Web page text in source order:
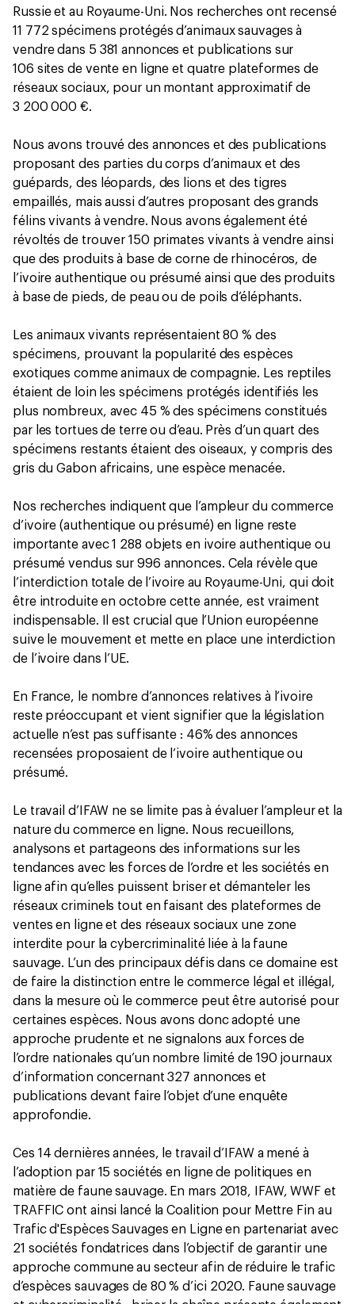
Russie et au Royaume-Uni. Nos recherches ont recensé
11 772 spécimens protégés d’animaux sauvages à
vendre dans 5 381 annonces et publications sur
106 sites de vente en ligne et quatre plateformes de
réseaux sociaux, pour un montant approximatif de
3 200 000 €.
Nous avons trouvé des annonces et des publications
proposant des parties du corps d’animaux et des
guépards, des léopards, des lions et des tigres
empaillés, mais aussi d’autres proposant des grands
félins vivants à vendre. Nous avons également été
révoltés de trouver 150 primates vivants à vendre ainsi
que des produits à base de corne de rhinocéros, de
l’ivoire authentique ou présumé ainsi que des produits
à base de pieds, de peau ou de poils d’éléphants.
Les animaux vivants représentaient 80 % des
spécimens, prouvant la popularité des espèces
exotiques comme animaux de compagnie. Les reptiles
étaient de loin les spécimens protégés identifiés les
plus nombreux, avec 45 % des spécimens constitués
par les tortues de terre ou d’eau. Près d’un quart des
spécimens restants étaient des oiseaux, y compris des
gris du Gabon africains, une espèce menacée.
Nos recherches indiquent que l’ampleur du commerce
d’ivoire (authentique ou présumé) en ligne reste
importante avec 1 288 objets en ivoire authentique ou
présumé vendus sur 996 annonces. Cela révèle que
l’interdiction totale de l’ivoire au Royaume-Uni, qui doit
être introduite en octobre cette année, est vraiment
indispensable. Il est crucial que l’Union européenne
suive le mouvement et mette en place une interdiction
de l’ivoire dans l’UE.
En France, le nombre d’annonces relatives à l’ivoire
reste préoccupant et vient signifier que la législation
actuelle n’est pas suffisante : 46% des annonces
recensées proposaient de l‘ivoire authentique ou
présumé.
Le travail d’IFAW ne se limite pas à évaluer l’ampleur et la
nature du commerce en ligne. Nous recueillons,
analysons et partageons des informations sur les
tendances avec les forces de l’ordre et les sociétés en
ligne afin qu’elles puissent briser et démanteler les
réseaux criminels tout en faisant des plateformes de
ventes en ligne et des réseaux sociaux une zone
interdite pour la cybercriminalité liée à la faune
sauvage. L’un des principaux défis dans ce domaine est
de faire la distinction entre le commerce légal et illégal,
dans la mesure où le commerce peut être autorisé pour
certaines espèces. Nous avons donc adopté une
approche prudente et ne signalons aux forces de
l’ordre nationales qu’un nombre limité de 190 journaux
d’information concernant 327 annonces et
publications devant faire l’objet d’une enquête
approfondie.
Ces 14 dernières années, le travail d’IFAW a mené à
l’adoption par 15 sociétés en ligne de politiques en
matière de faune sauvage. En mars 2018, IFAW, WWF et
TRAFFIC ont ainsi lancé la Coalition pour Mettre Fin au
Trafic d'Espèces Sauvages en Ligne en partenariat avec
21 sociétés fondatrices dans l’objectif de garantir une
approche commune au secteur afin de réduire le trafic
d’espèces sauvages de 80 % d’ici 2020. Faune sauvage